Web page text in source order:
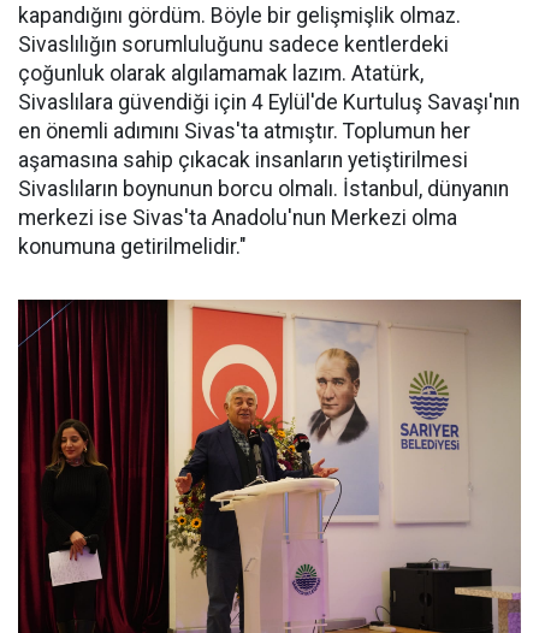
kapandığını gördüm. Böyle bir gelişmişlik olmaz.
Sivaslılığın sorumluluğunu sadece kentlerdeki
çoğunluk olarak algılamamak lazım. Atatürk,
Sivaslılara güvendiği için 4 Eylül'de Kurtuluş Savaşı'nın
en önemli adımını Sivas'ta atmıştır. Toplumun her
aşamasına sahip çıkacak insanların yetiştirilmesi
Sivaslıların boynunun borcu olmalı. İstanbul, dünyanın
merkezi ise Sivas'ta Anadolu'nun Merkezi olma
konumuna getirilmelidir."